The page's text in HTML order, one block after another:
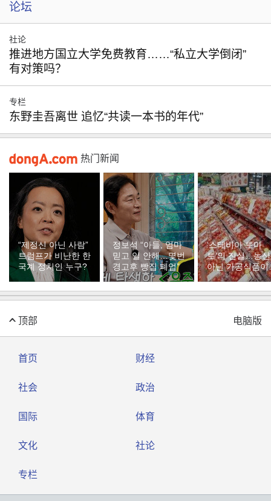
论坛
社论
推进地方国立大学免费教育……“私立大学倒闭”
有对策吗？
专栏
东野圭吾离世 追忆“共读一本书的年代”
热门新闻
“제정신 아닌 사람”
트럼프가 비난한 한
국계 정치인 누구?
정보석 “아들, 엄마
믿고 일 안해…몇번
경고후 빵집 폐업”
‘스테비아 토마
토’의 진실…농
아닌 가공식품이
다
顶部 电脑版
首页 财经
社会 政治
国际 体育
文化 社论
专栏